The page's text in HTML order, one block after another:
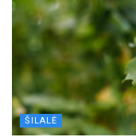
ŠILALĖ